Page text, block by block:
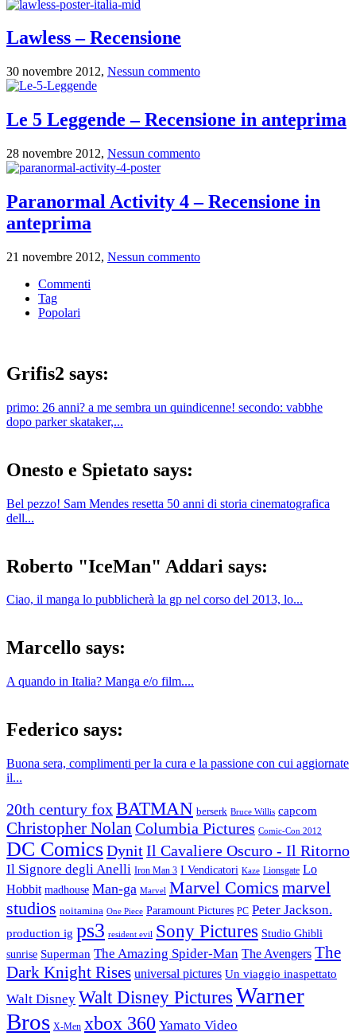
Lawless – Recensione
30 novembre 2012, Nessun commento
Le 5 Leggende – Recensione in anteprima
28 novembre 2012, Nessun commento
Paranormal Activity 4 – Recensione in
anteprima
21 novembre 2012, Nessun commento
Commenti
Tag
Popolari
Grifis2 says:
primo: 26 anni? a me sembra un quindicenne! secondo: vabbhe
dopo parker skataker,...
Onesto e Spietato says:
Bel pezzo! Sam Mendes resetta 50 anni di storia cinematografica
dell...
Roberto "IceMan" Addari says:
Ciao, il manga lo pubblicherà la gp nel corso del 2013, lo...
Marcello says:
A quando in Italia? Manga e/o film....
Federico says:
Buona sera, complimenti per la cura e la passione con cui aggiornate
il...
20th century foxBATMAN berserk Bruce Willis capcom
Christopher Nolan Columbia Pictures Comic-Con 2012
DC ComicsDynitIl Cavaliere Oscuro - Il Ritorno
Il Signore degli Anelli Iron Man 3 I Vendicatori Kaze Lionsgate Lo
Hobbit madhouse Man-ga Marvel Marvel Comics marvel
studios noitamina One Piece Paramount Pictures PC Peter Jackson.
production ig ps3 resident evil Sony Pictures Studio Ghibli
sunrise Superman The Amazing Spider-Man The Avengers The
Dark Knight Rises universal pictures Un viaggio inaspettato
Walt Disney Walt Disney Pictures Warner
Bros X-Men xbox 360 Yamato Video